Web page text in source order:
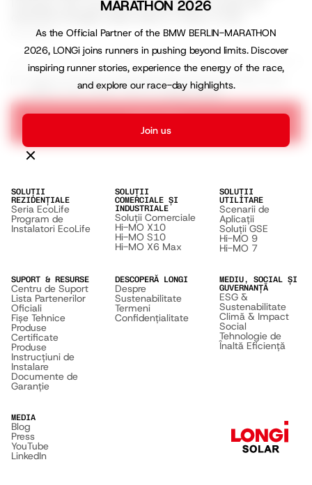
MARATHON 2026
As the Official Partner of the BMW BERLIN-MARATHON
2026, LONGi joins runners in pushing beyond limits. Discover
inspiring runner stories, experience the energy of the race,
and explore our race-day highlights.
Join us
Primește cele mai recente informații și noutăți din
Email address
I agree to receive marketing emails with news, offers, and
updates from LONGi. View ourPrivacy Policy
SOLUȚII
REZIDENȚIALE
Seria EcoLife
Program de
Instalatori EcoLife
SOLUȚII
COMERCIALE ȘI
INDUSTRIALE
Soluții Comerciale
Hi-MO X10
Hi-MO S10
Hi-MO X6 Max
SOLUȚII
UTILITARE
Scenarii de
Aplicații
Soluții GSE
Hi-MO 9
Hi-MO 7
SUPORT & RESURSE
Centru de Suport
Lista Partenerilor
Oficiali
Fișe Tehnice
Produse
Certificate
Produse
Instrucțiuni de
Instalare
Documente de
Garanție
DESCOPERĂ LONGI
Despre
Sustenabilitate
Termeni
Confidențialitate
MEDIU, SOCIAL ȘI
GUVERNANȚĂ
ESG &
Sustenabilitate
Climă & Impact
Social
Tehnologie de
Înaltă Eficiență
MEDIA
Blog
Press
YouTube
LinkedIn